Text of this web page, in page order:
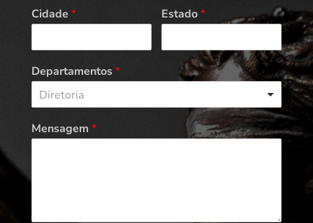
Cidade * Estado*
Departamentos*
Diretoria
Mensagem *